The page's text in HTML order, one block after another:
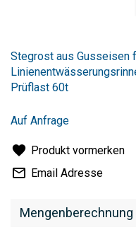
der
Bildergalerie
springen
Stegrost aus Gusseisen
Prüflast 60t
Auf Anfrage
Produkt vormerken
Email Adresse